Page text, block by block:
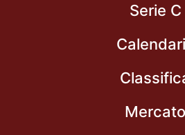
Serie C
Mercato